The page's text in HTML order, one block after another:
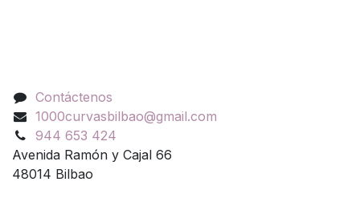
Contáctenos
1000curvasbilbao@gmail.com
944 653 424
Avenida Ramón y Cajal 66
48014 Bilbao